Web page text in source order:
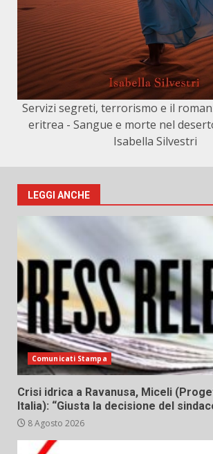
Servizi segreti, terrorismo e il
eritrea - Sangue e morte nel
Isabella Silvestri
LEGGI ANCHE
Comunicati Stampa
Crisi idrica a Ravanusa, Miceli
Italia): “Giusta la decisione del
8 Agosto 2026